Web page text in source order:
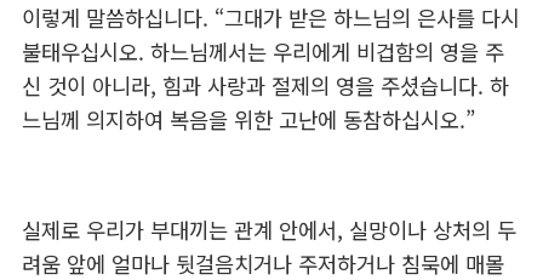
이렇게 말씀하십니다. “그대가 받은 하느님의 은사를 다시
불태우십시오. 하느님께서는 우리에게 비겁함의 영을 주
신 것이 아니라, 힘과 사랑과 절제의 영을 주셨습니다. 하
느님께 의지하여 복음을 위한 고난에 동참하십시오.”
실제로 우리가 부대끼는 관계 안에서, 실망이나 상처의 두
려움 앞에 얼마나 뒷걸음치거나 주저하거나 침묵에 매몰